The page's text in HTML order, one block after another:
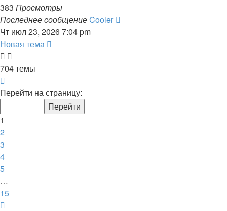
383 Просмотры
Последнее сообщениеCooler
Чт июл 23, 2026 7:04 pm
Новая тема
704 темы
1
15
Перейти на страницу:
1
2
3
4
5
…
15